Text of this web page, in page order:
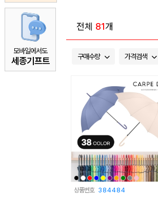
모바일에서도
세종기프트
전체 81개
구매수량 가격검색
상품번호 384484